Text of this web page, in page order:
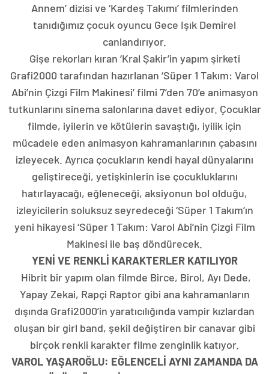
Annem’ dizisi ve ‘Kardeş Takımı’ filmlerinden
tanıdığımız çocuk oyuncu Gece Işık Demirel
canlandırıyor.
Gişe rekorları kıran ‘Kral Şakir’in yapım şirketi
Grafi2000 tarafından hazırlanan ‘Süper 1 Takım: Varol
Abi’nin Çizgi Film Makinesi’ filmi 7’den 70’e animasyon
tutkunlarını sinema salonlarına davet ediyor. Çocuklar
filmde, iyilerin ve kötülerin savaştığı, iyilik için
mücadele eden animasyon kahramanlarının çabasını
izleyecek. Ayrıca çocukların kendi hayal dünyalarını
geliştireceği, yetişkinlerin ise çocukluklarını
hatırlayacağı, eğleneceği, aksiyonun bol olduğu,
izleyicilerin soluksuz seyredeceği ‘Süper 1 Takım’ın
yeni hikayesi ‘Süper 1 Takım: Varol Abi’nin Çizgi Film
Makinesi ile baş döndürecek.
YENİ VE RENKLİ KARAKTERLER KATILIYOR
Hibrit bir yapım olan filmde Birce, Birol, Ayı Dede,
Yapay Zekai, Rapçi Raptor gibi ana kahramanların
dışında Grafi2000’in yaratıcılığında vampir kızlardan
oluşan bir girl band, şekil değiştiren bir canavar gibi
birçok renkli karakter filme zenginlik katıyor.
VAROL YAŞAROĞLU: EĞLENCELİ AYNI ZAMANDA DA